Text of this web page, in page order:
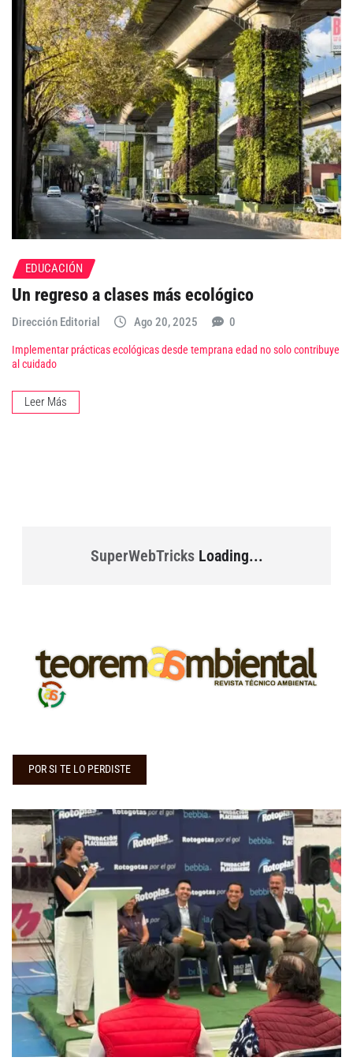
EDUCACIÓN
Un regreso a clases más ecológico
Dirección Editorial Ago 20, 2025 0
Implementar prácticas ecológicas desde temprana edad no solo contribuye
al cuidado
Leer Más
SuperWebTricksLoading...
POR SI TE LO PERDISTE